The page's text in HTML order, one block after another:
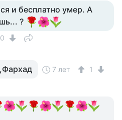
и бесплатно умер. А
?
0
7 лет 1